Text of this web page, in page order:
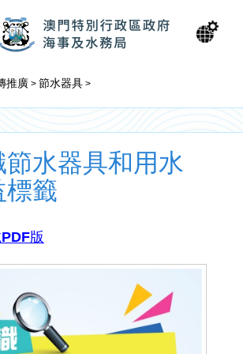
推廣 > 節水器具 >
節水器具和用水
標籤
版